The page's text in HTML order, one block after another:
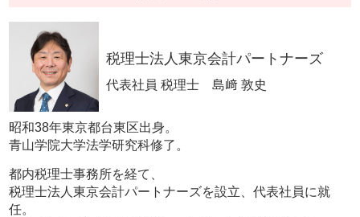
税理士法人東京会計パートナーズ
代表社員 税理士 島﨑 敦史
昭和38年東京都台東区出身。
青山学院大学法学研究科修了。
都内税理士事務所を経て、
税理士法人東京会計パートナーズを設立、代表社員に就
任。